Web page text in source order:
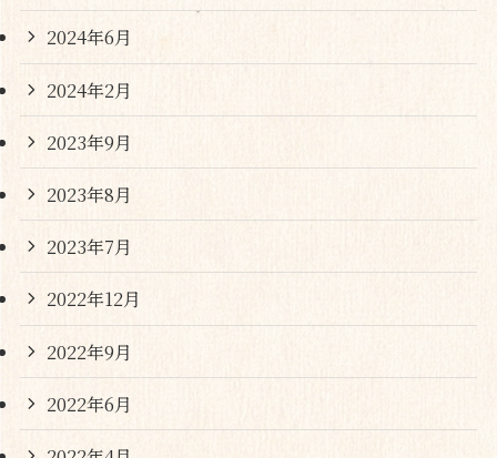
2024年6月
2024年2月
2023年9月
2023年8月
2023年7月
2022年12月
2022年9月
2022年6月